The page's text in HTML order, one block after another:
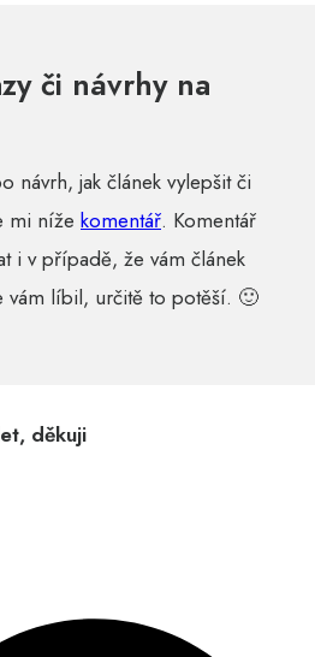
či návrhy na
návrh, jak článek vylepšit či
mi níže komentář. Komentář
i v případě, že vám článek
vám líbil, určitě to potěší. 🙂
děkuji